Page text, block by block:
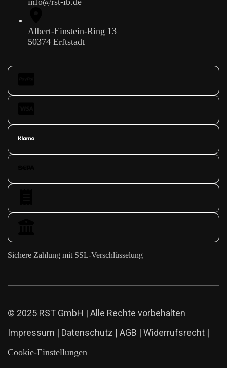
Albert-Einstein-Ring 13
50374 Erftstadt
Sichere Zahlung mit SSL-Verschlüsselung
© 2025 RST GmbH | Alle Rechte vorbehalten
Impressum | Datenschutz | AGB | Widerrufsrecht |
Cookie-Einstellungen